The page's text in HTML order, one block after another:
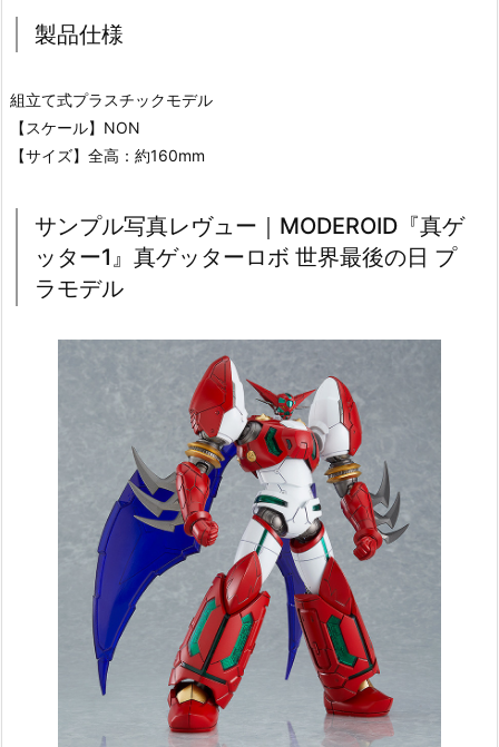
製品仕様
組立て式プラスチックモデル
【スケール】NON
【サイズ】全高：約160mm
サンプル写真レヴュー｜MODEROID『真ゲ
ッター1』真ゲッターロボ 世界最後の日 プ
ラモデル